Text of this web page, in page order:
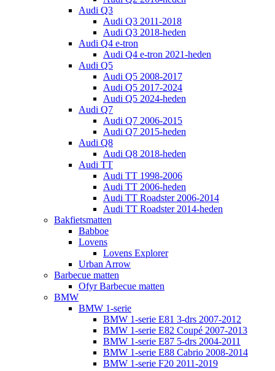
Audi Q3
Audi Q3 2011-2018
Audi Q3 2018-heden
Audi Q4 e-tron
Audi Q4 e-tron 2021-heden
Audi Q5
Audi Q5 2008-2017
Audi Q5 2017-2024
Audi Q5 2024-heden
Audi Q7
Audi Q7 2006-2015
Audi Q7 2015-heden
Audi Q8
Audi Q8 2018-heden
Audi TT
Audi TT 1998-2006
Audi TT 2006-heden
Audi TT Roadster 2006-2014
Audi TT Roadster 2014-heden
Bakfietsmatten
Babboe
Lovens
Lovens Explorer
Urban Arrow
Barbecue matten
Ofyr Barbecue matten
BMW
BMW 1-serie
BMW 1-serie E81 3-drs 2007-2012
BMW 1-serie E82 Coupé 2007-2013
BMW 1-serie E87 5-drs 2004-2011
BMW 1-serie E88 Cabrio 2008-2014
BMW 1-serie F20 2011-2019